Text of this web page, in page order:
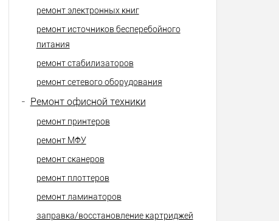
ремонт электронных книг
ремонт источников бесперебойного
питания
ремонт стабилизаторов
ремонт сетевого оборудования
- Ремонт офисной техники
ремонт принтеров
ремонт МФУ
ремонт сканеров
ремонт плоттеров
ремонт ламинаторов
заправка/восстановление картриджей